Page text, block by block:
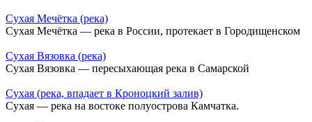
Сухая Мечётка (река)
Сухая Мечётка — река в России, протекает в Городищенском
Сухая Вязовка (река)
Сухая Вязовка — пересыхающая река в Самарской
Сухая (река, впадает в Кроноцкий залив)
Сухая — река на востоке полуострова Камчатка.